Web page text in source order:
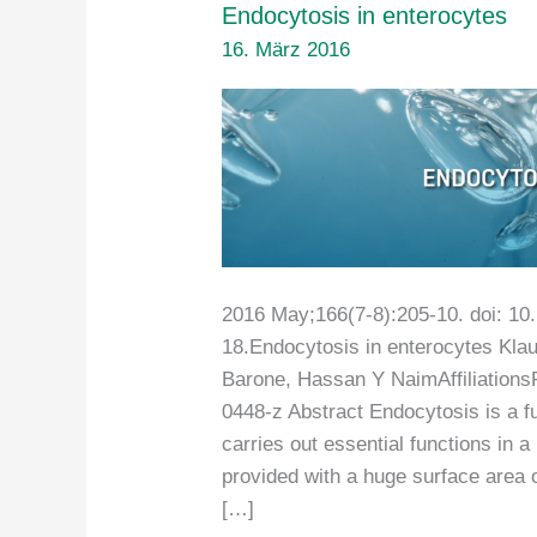
Endocytosis in enterocytes
16. März 2016
2016 May;166(7-8):205-10. doi:
18.Endocytosis in enterocytes
Barone, Hassan Y
0448-z Abstract Endocytosis is a
carries out essential functions in
provided with a huge surface
[…]